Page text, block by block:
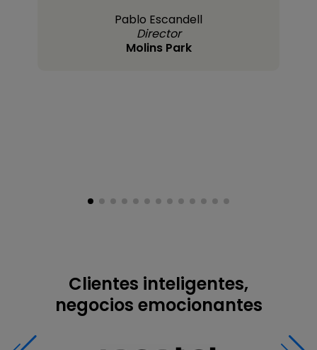
Pablo Escandell
Director
Molins Park
Clientes inteligentes,
negocios emocionantes